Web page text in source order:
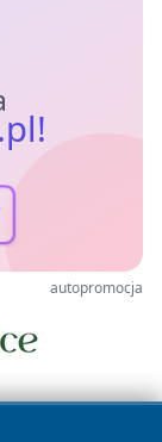
autopromocja